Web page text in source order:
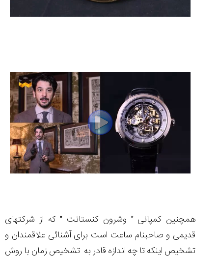
همچنین کمپانی " وشرون کنستانت " که از شرکتهای
قدیمی و صاحبنام ساعت است برای آشنائی علاقمندان و
تشخیص اینکه تا چه اندازه قادر به تشخیص زمان با روش